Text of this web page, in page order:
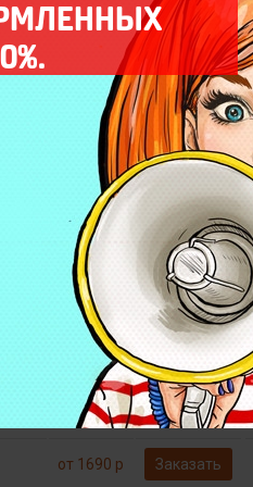
от 790 р
Бесплатно* Заказать
от 1790 р Заказать
от 1490 р Заказать
от 690 р Заказать
от 1690 р Заказать